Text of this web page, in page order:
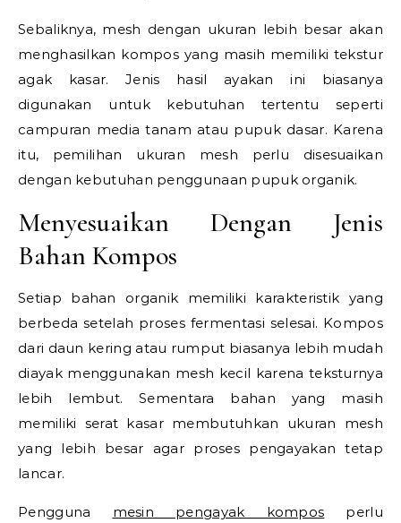
Sebaliknya, mesh dengan ukuran lebih besar akan
menghasilkan kompos yang masih memiliki tekstur
agak kasar. Jenis hasil ayakan ini biasanya
digunakan untuk kebutuhan tertentu seperti
campuran media tanam atau pupuk dasar. Karena
itu, pemilihan ukuran mesh perlu disesuaikan
dengan kebutuhan penggunaan pupuk organik.
Menyesuaikan Dengan Jenis
Bahan Kompos
Setiap bahan organik memiliki karakteristik yang
berbeda setelah proses fermentasi selesai. Kompos
dari daun kering atau rumput biasanya lebih mudah
diayak menggunakan mesh kecil karena teksturnya
lebih lembut. Sementara bahan yang masih
memiliki serat kasar membutuhkan ukuran mesh
yang lebih besar agar proses pengayakan tetap
lancar.
Pengguna mesin pengayak kompos perlu